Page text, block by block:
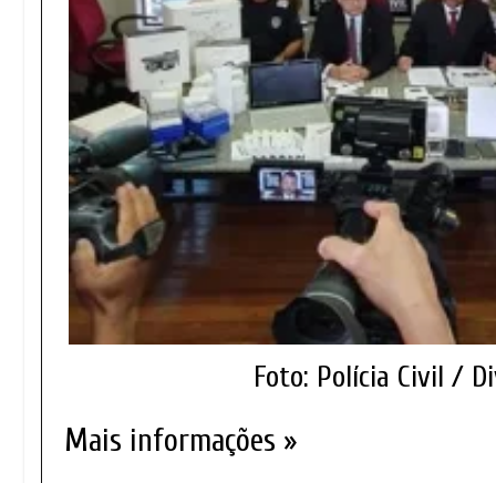
Foto: Polícia Civil /
Mais informações »